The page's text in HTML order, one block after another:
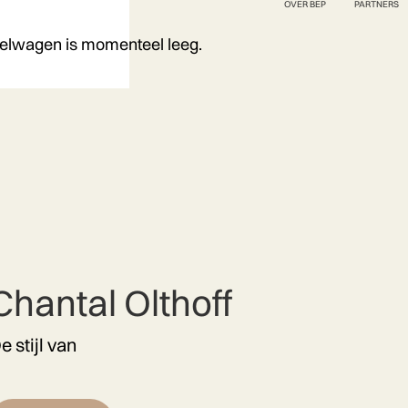
OVER BEP PARTNERS
is momenteel leeg.
Olthoff
stijl van